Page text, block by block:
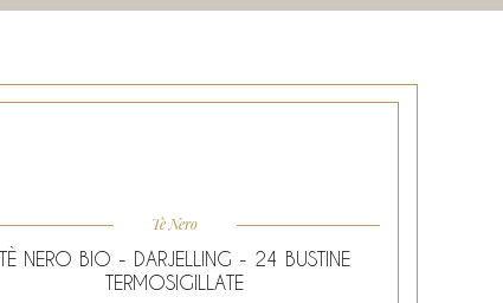
Tè Nero
TÈ NERO BIO - DARJELLING - 24 BUSTINE
TERMOSIGILLATE